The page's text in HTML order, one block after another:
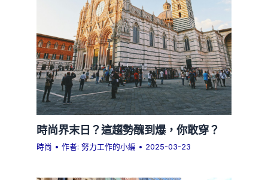
時尚界末日？這趨勢醜到爆，你敢穿？
時尚 • 作者:努力工作的小編 • 2025-03-23